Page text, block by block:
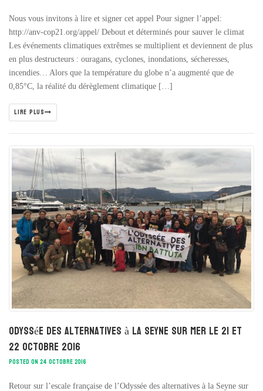
Nous vous invitons à lire et signer cet appel Pour signer l’appel:
http://anv-cop21.org/appel/ Debout et déterminés pour sauver le climat
Les événements climatiques extrêmes se multiplient et deviennent de plus
en plus destructeurs : ouragans, cyclones, inondations, sécheresses,
incendies… Alors que la température du globe n’a augmenté que de
0,85°C, la réalité du dérèglement climatique […]
LIRE PLUS
Odyssée des alternatives à la Seyne sur Mer le 21 et
22 octobre 2016
POSTED ON 24 OCTOBRE 2016
Retour sur l’escale française de l’Odyssée des alternatives à la Seyne sur